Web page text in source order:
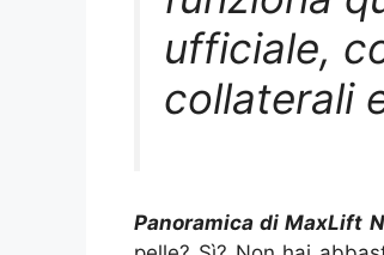
ufficiale,
collaterali
Panoramica di MaxLift